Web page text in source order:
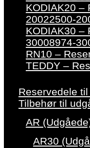
KODIAK20 –
20022500-
KODIAK30 –
30008974-
RN10 –
TEDDY –
Reservedele
Tilbehør til
AR
AR30